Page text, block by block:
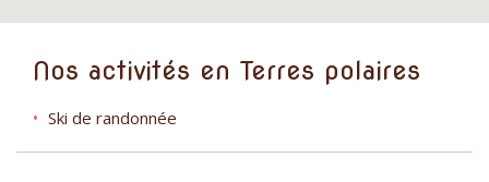
Nos activités en Terres polaires
Ski de randonnée